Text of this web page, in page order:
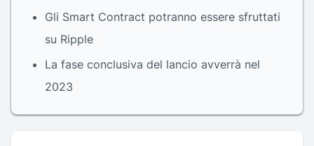
Gli Smart Contract potranno essere sfruttati
su Ripple
La fase conclusiva del lancio avverrà nel
2023